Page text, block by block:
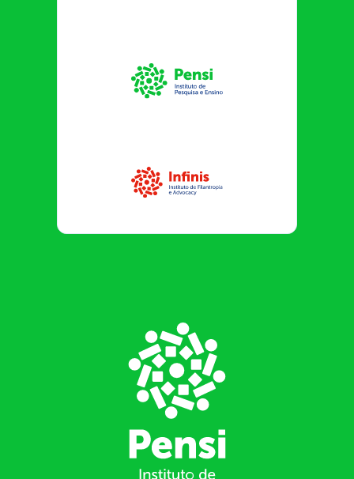
Instituto Pensi
Infinis